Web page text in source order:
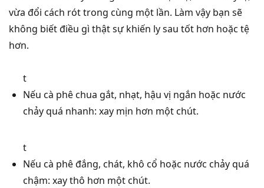
vừa đổi cách rót trong cùng một lần. Làm vậy bạn sẽ
không biết điều gì thật sự khiến ly sau tốt hơn hoặc tệ
hơn.
t
Nếu cà phê chua gắt, nhạt, hậu vị ngắn hoặc nước
chảy quá nhanh: xay mịn hơn một chút.
t
Nếu cà phê đắng, chát, khô cổ hoặc nước chảy quá
chậm: xay thô hơn một chút.